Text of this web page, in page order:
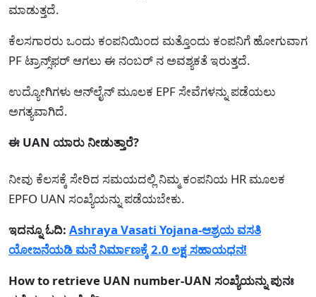
ಮಾಡುತ್ತದೆ.
ಕೆಲಸಗಾರರು ಒಂದು ಕಂಪನಿಯಿಂದ ಮತ್ತೊಂದು ಕಂಪನಿಗೆ ಹೋಗುವಾಗ
PF ಟ್ರಾನ್ಸ್‌ಫರ್ ಆಗಲು ಈ ನಂಬರ್ ನ ಅವಶ್ಯಕತೆ ಇರುತ್ತದೆ.
ಉದ್ಯೋಗಿಗಳು ಆನ್‌ಲೈನ್ ಮೂಲಕ EPF ಸೇವೆಗಳನ್ನು ಪಡೆಯಲು
ಅಗತ್ಯವಾಗಿದೆ.
ಈ UAN ಯಾರು ನೀಡುತ್ತಾರೆ?
ನೀವು ಕೆಲಸಕ್ಕೆ ಸೇರಿದ ಸಮಯದಲ್ಲಿ ನಿಮ್ಮ ಕಂಪನಿಯ HR ಮೂಲಕ
EPFO UAN ಸಂಖ್ಯೆಯನ್ನು ಪಡೆಯಬೇಕು.
ಇದನ್ನೂ ಓದಿ: Ashraya Vasati Yojana-ಆಶ್ರಯ ವಸತಿ
ಯೋಜನೆಯಡಿ ಮನೆ ನಿರ್ಮಾಣಕ್ಕೆ 2.0 ಲಕ್ಷ ಸಹಾಯಧನ!
How to retrieve UAN number-UAN ಸಂಖ್ಯೆಯನ್ನು ಪುನಃ